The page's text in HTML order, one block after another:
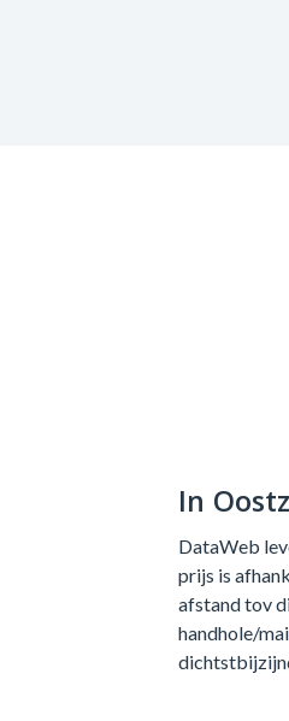
In
DataWeb
prijs is
afstand tov
handhole/